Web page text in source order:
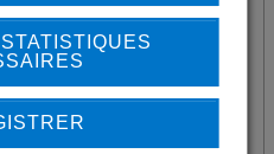
mitigeur
raccordement à l’eau